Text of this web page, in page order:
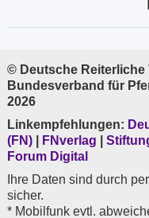
© Deutsche Reiterliche
Bundesverband für
2026
Linkempfehlungen:
(FN)
FNverlag
Forum Digital
Ihre Daten sind durch
sicher.
* Mobilfunk evtl.